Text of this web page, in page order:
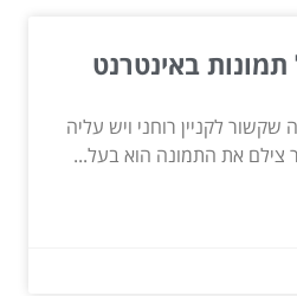
תמונות באינטרנט
לקניין רוחני ויש עליה
צילם את התמונה הוא בעל...